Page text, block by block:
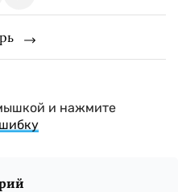
и нажмите